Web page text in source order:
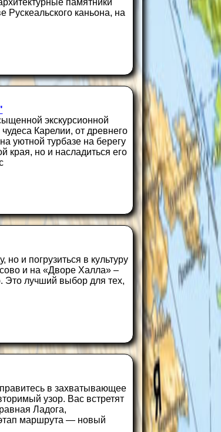
памятники
каньона, на
экскурсионной
Карелии, от древнего
уютной турбазе на берегу
края, но и насладиться его
и погрузиться в культуру
и на «Дворе Халла» –
Это лучший выбор для тех,
в захватывающее
узор. Вас встретят
Ладога,
маршрута — новый